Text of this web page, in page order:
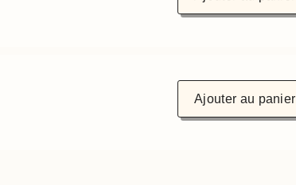
Ajouter au panier